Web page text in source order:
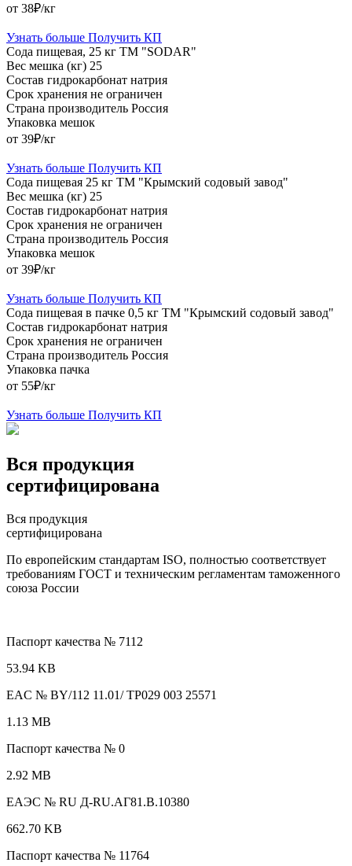
от 38₽/кг
Узнать больше Получить КП
Сода пищевая, 25 кг ТМ "SODAR"
Вес мешка (кг) 25
Состав гидрокарбонат натрия
Срок хранения не ограничен
Страна производитель Россия
Упаковка мешок
от 39₽/кг
Узнать больше Получить КП
Сода пищевая 25 кг ТМ "Крымский содовый завод"
Вес мешка (кг) 25
Состав гидрокарбонат натрия
Срок хранения не ограничен
Страна производитель Россия
Упаковка мешок
от 39₽/кг
Узнать больше Получить КП
Сода пищевая в пачке 0,5 кг ТМ "Крымский содовый завод"
Состав гидрокарбонат натрия
Срок хранения не ограничен
Страна производитель Россия
Упаковка пачка
от 55₽/кг
Узнать больше Получить КП
Вся продукция
сертифицирована
Вся продукция
сертифицирована
По европейским стандартам ISO, полностью соответствует
требованиям ГОСТ и техническим регламентам таможенного
союза России
Паспорт качества № 7112
53.94 KB
EAC № BY/112 11.01/ TP029 003 25571
1.13 MB
Паспорт качества № 0
2.92 MB
ЕАЭС № RU Д-RU.АГ81.B.10380
662.70 KB
Паспорт качества № 11764